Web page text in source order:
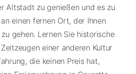
Altstadt zu genießen und es zu
einen fernen Ort, der Ihnen
gehen. Lernen Sie historische
einer anderen Kultur
die keinen Preis hat,